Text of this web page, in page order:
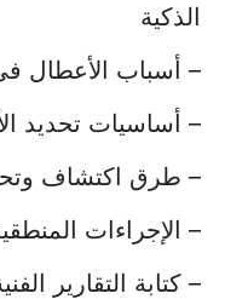
الذكية
– أسباب الأعطال في
– أساسيات تحديد
– طرق اكتشاف
– الإجراءات
– كتابة التقارير